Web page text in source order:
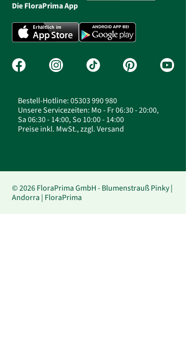
Die FloraPrima App
Bestell-Hotline: 05303 990 980
Unsere Servicezeiten: Mo - Fr 06:30 - 20:00,
Sa 06:30 - 14:00, So 10:00 - 14:00
Preise inkl. MwSt., zzgl. Versand
© 2026 FloraPrima GmbH - Blumenstrauß Pinky |
Andorra | FloraPrima